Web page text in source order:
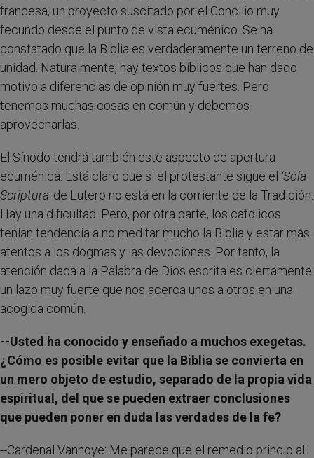
francesa, un proyecto suscitado por el Concilio muy
fecundo desde el punto de vista ecuménico. Se ha
constatado que la Biblia es verdaderamente un terreno de
unidad. Naturalmente, hay textos bíblicos que han dado
motivo a diferencias de opinión muy fuertes. Pero
tenemos muchas cosas en común y debemos
aprovecharlas.
El Sínodo tendrá también este aspecto de apertura
ecuménica. Está claro que si el protestante sigue el ‘Sola
Scriptura' de Lutero no está en la corriente de la Tradición.
Hay una dificultad. Pero, por otra parte, los católicos
tenían tendencia a no meditar mucho la Biblia y estar más
atentos a los dogmas y las devociones. Por tanto, la
atención dada a la Palabra de Dios escrita es ciertamente
un lazo muy fuerte que nos acerca unos a otros en una
acogida común.
--Usted ha conocido y enseñado a muchos exegetas.
¿Cómo es posible evitar que la Biblia se convierta en
un mero objeto de estudio, separado de la propia vida
espiritual, del que se pueden extraer conclusiones
que pueden poner en duda las verdades de la fe?
--Cardenal Vanhoye: Me parece que el remedio princip al